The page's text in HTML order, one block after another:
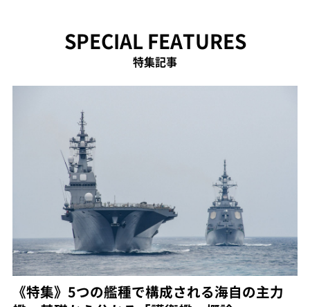
SPECIAL FEATURES
特集記事
《特集》5つの艦種で構成される海自の主力